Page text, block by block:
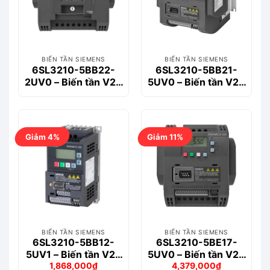
BIẾN TẦN SIEMENS
6SL3210-5BB22-
2UV0 – Biến tần V20
BIẾN TẦN SIEMENS
6SL3210-5BB21-
5UV0 – Biến tần V20
Giảm 4%
BIẾN TẦN SIEMENS
6SL3210-5BB12-
5UV1 – Biến tần V20
1-phase 0.25kW
1,868,000₫
Giảm 11%
BIẾN TẦN SIEMENS
6SL3210-5BE17-
5UV0 – Biến tần V20
3-phase 0.75kW
4,379,000₫